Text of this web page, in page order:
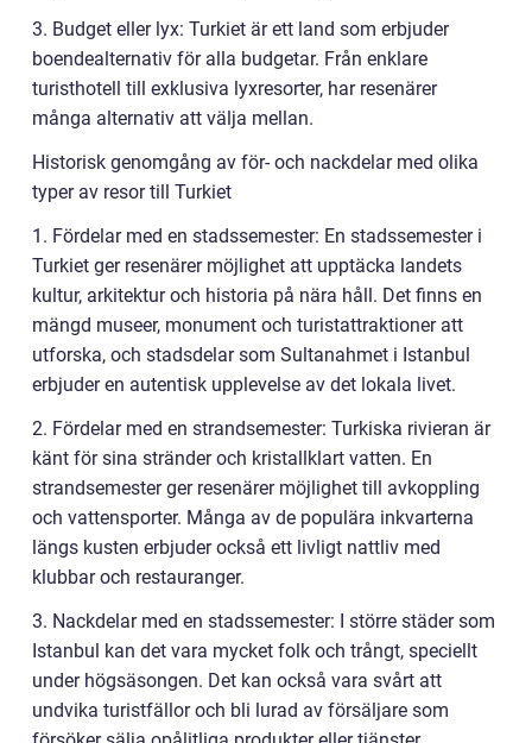
3. Budget eller lyx: Turkiet är ett land som erbjuder
boendealternativ för alla budgetar. Från enklare
turisthotell till exklusiva lyxresorter, har resenärer
många alternativ att välja mellan.
Historisk genomgång av för- och nackdelar med olika
typer av resor till Turkiet
1. Fördelar med en stadssemester: En stadssemester i
Turkiet ger resenärer möjlighet att upptäcka landets
kultur, arkitektur och historia på nära håll. Det finns en
mängd museer, monument och turistattraktioner att
utforska, och stadsdelar som Sultanahmet i Istanbul
erbjuder en autentisk upplevelse av det lokala livet.
2. Fördelar med en strandsemester: Turkiska rivieran är
känt för sina stränder och kristallklart vatten. En
strandsemester ger resenärer möjlighet till avkoppling
och vattensporter. Många av de populära inkvarterna
längs kusten erbjuder också ett livligt nattliv med
klubbar och restauranger.
3. Nackdelar med en stadssemester: I större städer som
Istanbul kan det vara mycket folk och trångt, speciellt
under högsäsongen. Det kan också vara svårt att
undvika turistfällor och bli lurad av försäljare som